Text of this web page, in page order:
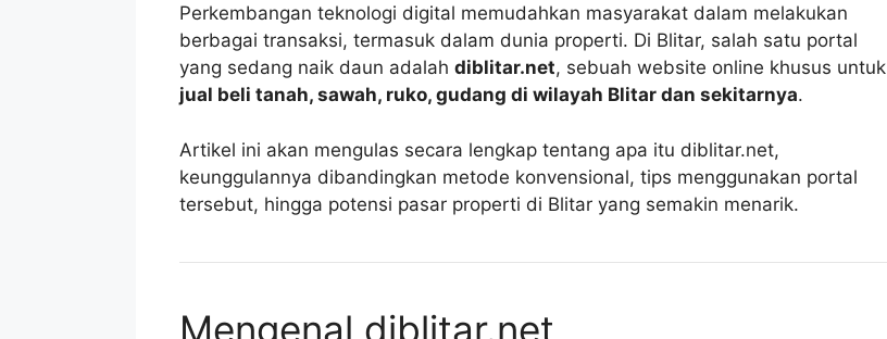
Perkembangan teknologi digital memudahkan masyarakat dalam melakukan
berbagai transaksi, termasuk dalam dunia properti. Di Blitar, salah satu portal
yang sedang naik daun adalah diblitar.net, sebuah website online khusus untuk
jual beli tanah, sawah, ruko, gudang di wilayah Blitar dan sekitarnya.
Artikel ini akan mengulas secara lengkap tentang apa itu diblitar.net,
keunggulannya dibandingkan metode konvensional, tips menggunakan portal
tersebut, hingga potensi pasar properti di Blitar yang semakin menarik.
Mengenal diblitar.net